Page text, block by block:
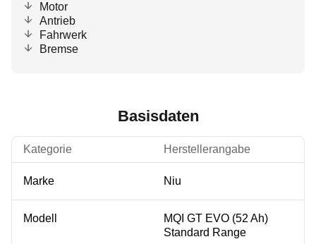
Motor
Antrieb
Fahrwerk
Bremse
Basisdaten
Kategorie Herstellerangabe
Marke Niu
Modell
MQI GT EVO (52 Ah)
Standard Range